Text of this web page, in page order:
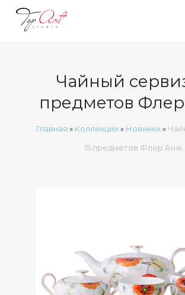
Чайный
предметов
Главная » Коллекции » Новинки »
15 предметов Флер Анж